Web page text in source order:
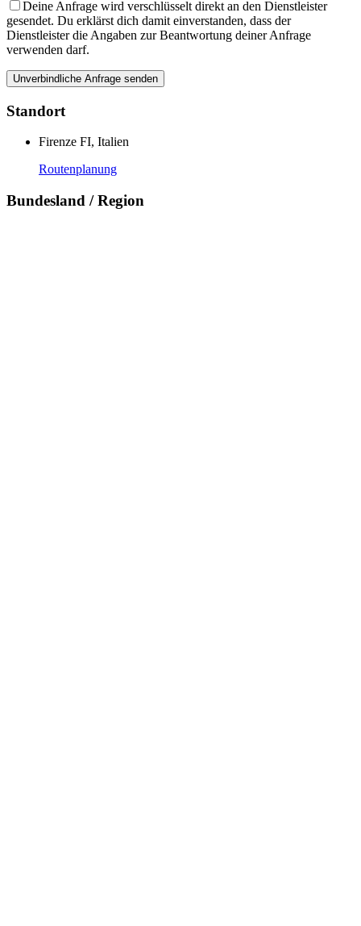
Deine Anfrage wird verschlüsselt direkt an den Dienstleister
gesendet. Du erklärst dich damit einverstanden, dass der
Dienstleister die Angaben zur Beantwortung deiner Anfrage
verwenden darf.
Standort
Firenze FI, Italien
Routenplanung
Bundesland / Region